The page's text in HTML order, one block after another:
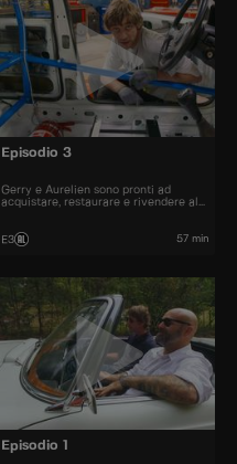
Episodio 3
Gerry e Aurelien sono pronti ad
acquistare, restaurare e rivendere al
E3 57 min
Episodio 1